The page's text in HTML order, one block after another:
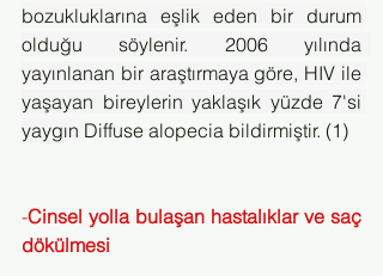
bozukluklarına eşlik eden bir durum
olduğu söylenir. 2006 yılında
yayınlanan bir araştırmaya göre, HIV ile
yaşayan bireylerin yaklaşık yüzde 7'si
yaygın Diffuse alopecia bildirmiştir. (1)
-Cinsel yolla bulaşan hastalıklar ve saç
dökülmesi